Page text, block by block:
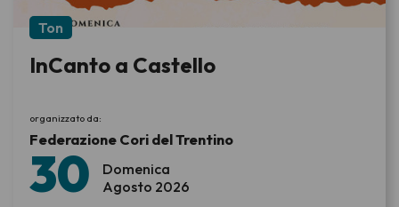
Domenica
30 Agosto 2026
Ton
InCanto a Castello
organizzato da:
Federazione Cori del Trentino